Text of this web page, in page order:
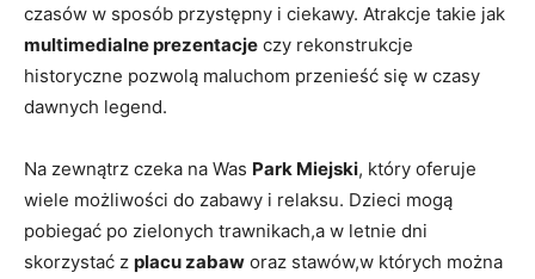
czasów ⁢w sposób przystępny ​i⁢ ciekawy. Atrakcje takie jak⁤
multimedialne prezentacje czy rekonstrukcje
historyczne pozwolą⁤ maluchom ⁢przenieść⁢ się w czasy
dawnych legend.
Na zewnątrz ‌czeka na Was Park⁣ Miejski, który oferuje
wiele możliwości do zabawy ‌i relaksu.⁣ Dzieci mogą
pobiegać ⁣po‍ zielonych trawnikach,a⁣ w letnie dni​
skorzystać z placu zabaw oraz⁣ stawów,w których można